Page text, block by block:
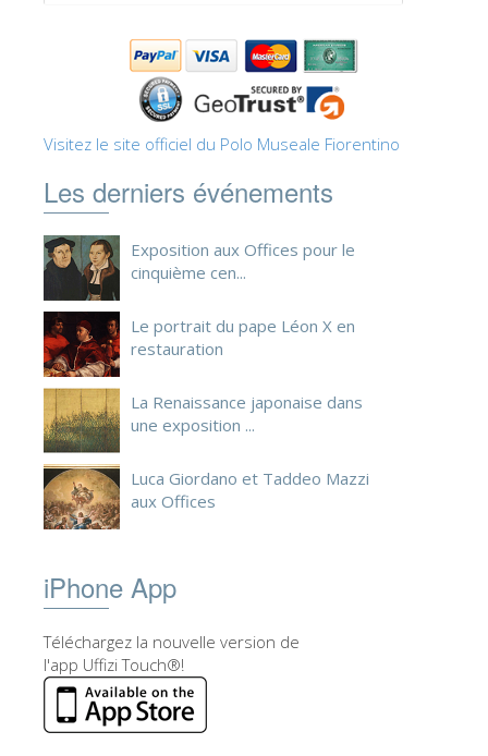
ESPAÑOL
Visitez le site officiel du Polo Museale Fiorentino
Les derniers événements
Exposition aux Offices pour le
cinquième cen...
Le portrait du pape Léon X en
restauration
La Renaissance japonaise dans
une exposition ...
Luca Giordano et Taddeo Mazzi
aux Offices
iPhone App
Téléchargez la nouvelle version de
l'app Uffizi Touch®!